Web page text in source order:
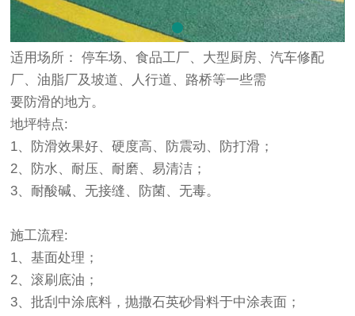
适用场所： 停车场、食品工厂、大型厨房、汽车修配
厂、油脂厂及坡道、人行道、路桥等一些需
要防滑的地方。
地坪特点:
1、防滑效果好、硬度高、防震动、防打滑；
2、防水、耐压、耐磨、易清洁；
3、耐酸碱、无接缝、防菌、无毒。
施工流程:
1、基面处理；
2、滚刷底油；
3、批刮中涂底料，抛撒石英砂骨料于中涂表面；